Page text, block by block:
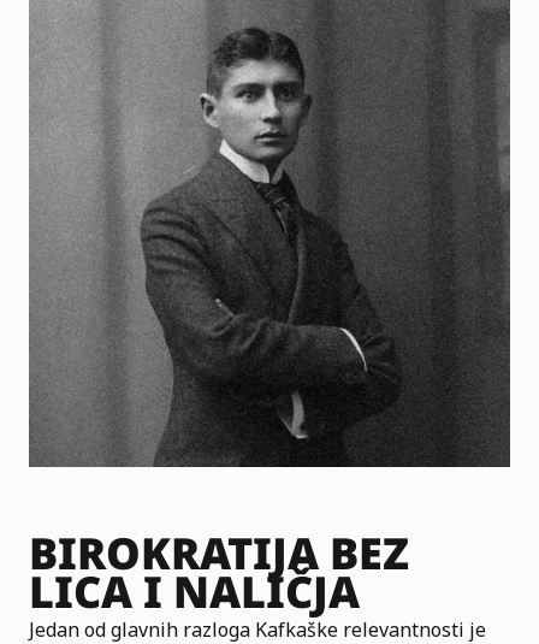
BIROKRATIJA BEZ
LICA I NALIČJA
Jedan od glavnih razloga Kafkaške relevantnosti je